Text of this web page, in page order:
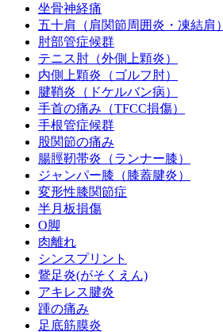
坐骨神経痛
五十肩（肩関節周囲炎・凍結肩）
肘部管症候群
テニス肘（外側上顆炎）
内側上顆炎（ゴルフ肘）
腱鞘炎（ドケルバン病）
手首の痛み（TFCC損傷）
手根管症候群
股関節の痛み
腸脛靭帯炎（ランナー膝）
ジャンパー膝（膝蓋腱炎）
変形性膝関節症
半月板損傷
O脚
肉離れ
シンスプリント
鵞足炎(がそくえん)
アキレス腱炎
踵の痛み
足底筋膜炎